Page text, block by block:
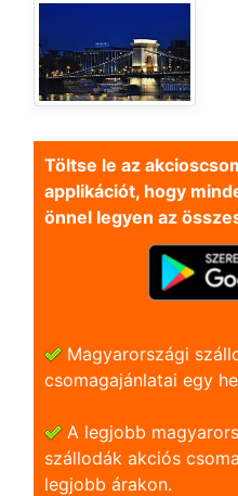
Töltse le az
applikációt, hogy
önnel legyen az
Magyarországi
csomagajánlatai egy
A legjobb
szállodák akciós
legjobb árakon.